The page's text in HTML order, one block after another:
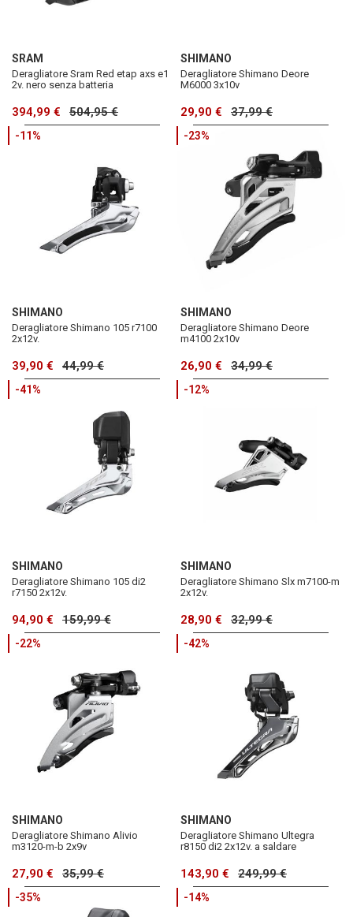
SRAM
Deragliatore Sram Red etap axs e1
2v. nero senza batteria
394,99 € 504,95 €
SHIMANO
Deragliatore Shimano Deore
M6000 3x10v
29,90 € 37,99 €
-11%
SHIMANO
Deragliatore Shimano 105 r7100
2x12v.
39,90 € 44,99 €
-23%
SHIMANO
Deragliatore Shimano Deore
m4100 2x10v
26,90 € 34,99 €
-41%
SHIMANO
Deragliatore Shimano 105 di2
r7150 2x12v.
94,90 € 159,99 €
-12%
SHIMANO
Deragliatore Shimano Slx m7100-m
2x12v.
28,90 € 32,99 €
-22%
SHIMANO
Deragliatore Shimano Alivio
m3120-m-b 2x9v
27,90 € 35,99 €
-42%
SHIMANO
Deragliatore Shimano Ultegra
r8150 di2 2x12v. a saldare
143,90 € 249,99 €
-35% -14%